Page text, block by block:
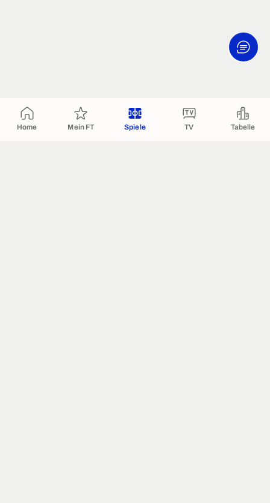
Home Mein FT Spiele TV Tabelle